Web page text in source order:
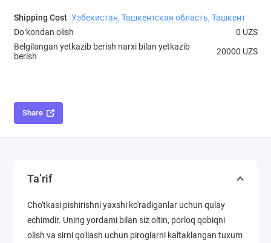
Shipping Cost Узбекистан, Ташкентская область, Ташкент
Doʻkondan olish
0 UZS
Belgilangan yetkazib berish narxi bilan yetkazib
berish
20000 UZS
Share
Ta’rif
Cho'tkasi pishirishni yaxshi ko'radiganlar uchun qulay
echimdir. Uning yordami bilan siz oltin, porloq qobiqni
olish va sirni qo'llash uchun piroglarni kaltaklangan tuxum